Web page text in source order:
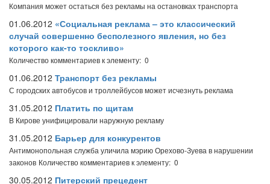
Компания может остаться без рекламы на остановках транспорта
01.06.2012 «Социальная реклама – это классический
случай совершенно бесполезного явления, но без
которого как-то тоскливо»
Количество комментариев к элементу: 0
01.06.2012 Транспорт без рекламы
С городских автобусов и троллейбусов может исчезнуть реклама
31.05.2012 Платить по щитам
В Кирове унифицировали наружную рекламу
31.05.2012 Барьер для конкурентов
Антимонопольная служба уличила мэрию Орехово-Зуева в нарушении
законов Количество комментариев к элементу: 0
30.05.2012 Питерский прецедент